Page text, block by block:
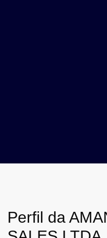
Perfil da